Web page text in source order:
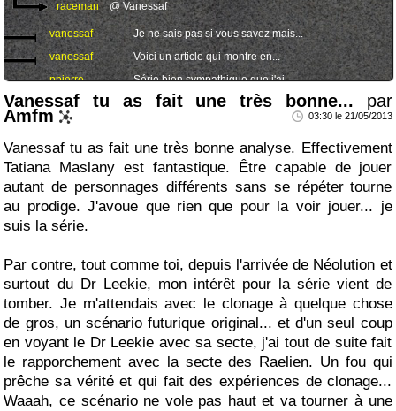
raceman
@ Vanessaf
vanessaf
Je ne sais pas si vous savez mais...
vanessaf
Voici un article qui montre en...
ppierre
Série bien sympathique que j'ai...
guldo694
Je Up ce topic clos depuis 1 an pîle.
Vanessaf tu as fait une très bonne... par
Amfm 03:30 le 21/05/2013
Vanessaf tu as fait une très bonne analyse. Effectivement
Tatiana Maslany est fantastique. Être capable de jouer
autant de personnages différents sans se répéter tourne
au prodige. J'avoue que rien que pour la voir jouer... je
suis la série.
Par contre, tout comme toi, depuis l'arrivée de Néolution et
surtout du Dr Leekie, mon intérêt pour la série vient de
tomber. Je m'attendais avec le clonage à quelque chose
de gros, un scénario futurique original... et d'un seul coup
en voyant le Dr Leekie avec sa secte, j'ai tout de suite fait
le rapporchement avec la secte des Raelien. Un fou qui
prêche sa vérité et qui fait des expériences de clonage...
Waaah, ce scénario ne vole pas haut et va tourner à une